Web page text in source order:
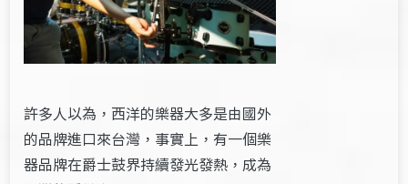
許多人以為，西洋的樂器大多是由國外
的品牌進口來台灣，事實上，有一個樂
器品牌在爵士鼓界持續發光發熱，成為